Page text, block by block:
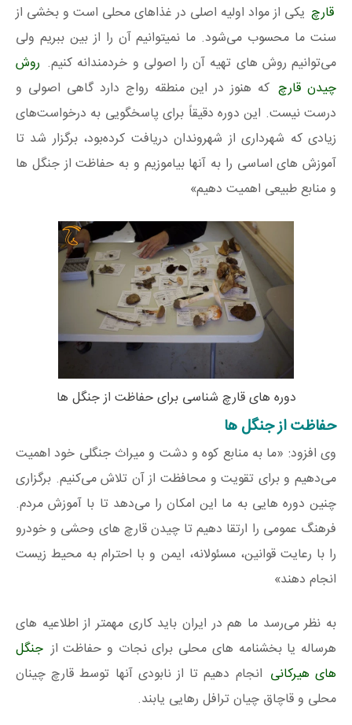
قارچ یکی از مواد اولیه اصلی در غذاهای محلی است و بخشی از
سنت ما محسوب می‌شود. ما نمیتوانیم آن را از بین ببریم ولی
می‌توانیم روش های تهیه آن را اصولی و خردمندانه کنیم. روش
چیدن قارچ که هنوز در این منطقه رواج دارد گاهی اصولی و
درست نیست. این دوره دقیقاً برای پاسخگویی به درخواست‌های
زیادی که شهرداری از شهروندان دریافت کرده‌بود، برگزار شد تا
آموزش های اساسی را به آنها بیاموزیم و به حفاظت از جنگل ها
و منابع طبیعی اهمیت دهیم»
دوره های قارچ شناسی برای حفاظت از جنگل ها
حفاظت از جنگل ها
وی افزود: «ما به منابع کوه و دشت و میراث جنگلی خود اهمیت
می‌دهیم و برای تقویت و محافظت از آن تلاش می‌کنیم. برگزاری
چنین دوره‌ هایی به ما این امکان را می‌دهد تا با آموزش مردم.
فرهنگ عمومی را ارتقا دهیم تا چیدن قارچ های وحشی و خودرو
را با رعایت قوانین، مسئولانه، ایمن و با احترام به محیط زیست
انجام دهند»
به نظر می‌رسد ما هم در ایران باید کاری مهمتر از اطلاعیه‌ های
هرساله یا بخشنامه های محلی برای نجات و حفاظت از جنگل
های هیرکانی انجام دهیم تا از نابودی آنها توسط قارچ چینان
محلی و قاچاق چیان ترافل رهایی یابند.